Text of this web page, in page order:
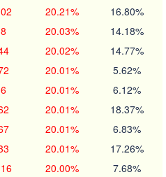
20.21% 16.80%
20.03% 14.18%
20.02% 14.77%
20.01% 5.62%
20.01% 6.12%
20.01% 18.37%
20.01% 6.83%
20.01% 17.26%
20.00% 7.68%